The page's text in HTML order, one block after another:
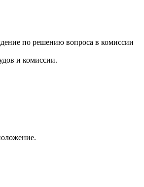
по решению вопроса в комиссии
и комиссии.